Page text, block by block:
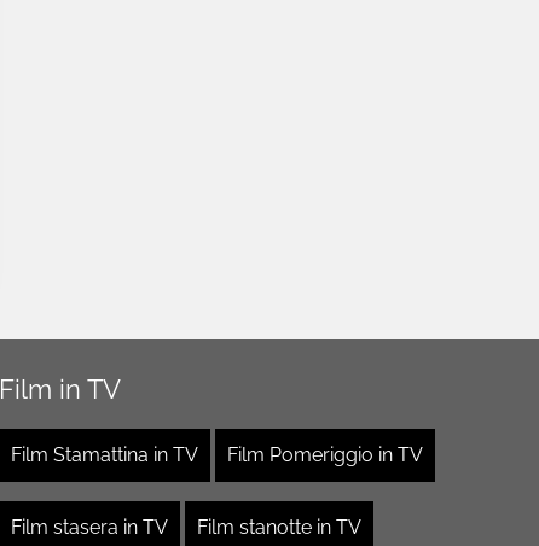
Film in TV
Film Stamattina in TV Film Pomeriggio in TV
Film stasera in TV Film stanotte in TV